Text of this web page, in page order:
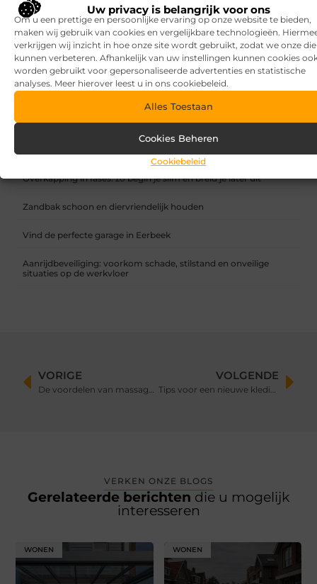
Uw privacy is belangrijk voor ons
Om u een prettige en persoonlijke ervaring op onze website te bieden,
maken wij gebruik van cookies en vergelijkbare technologieën.
verkrijgen wij inzicht in hoe onze site wordt gebruikt, zodat we onze
kunnen verbeteren. Afhankelijk van uw instellingen kunnen cookies
worden gebruikt voor gepersonaliseerde advertenties en statistische
analyses. Meer hierover leest u in ons cookiebeleid.
Alles Toestaan
Cookies Beheren
Cookiebeleid
Een kantoor aan huis: voor efficiënter werken
RECENTE BERICHTEN
7 tips voor het kiezen van een luxe vakantiepark
Overkapping in fases: zo begin je slim en breid je later uit
Zandbak schoon en diervriendelijk houden
Vind de perfecte garage in Eerbeek
Aanrijdbeveiliging: voorkom schade, stilstand en onveilige
situaties op de werkvloer
VORIGE
De voordelen van massage crème.
VOLGENDE
Tips voor een nieuwe kledingkast
VERKEN ONZE BLOGS
Gerelateerde berichten die u mogelijk
interesseren
WONEN WONEN